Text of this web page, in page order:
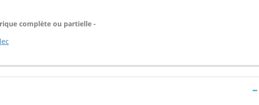
complète ou partielle -